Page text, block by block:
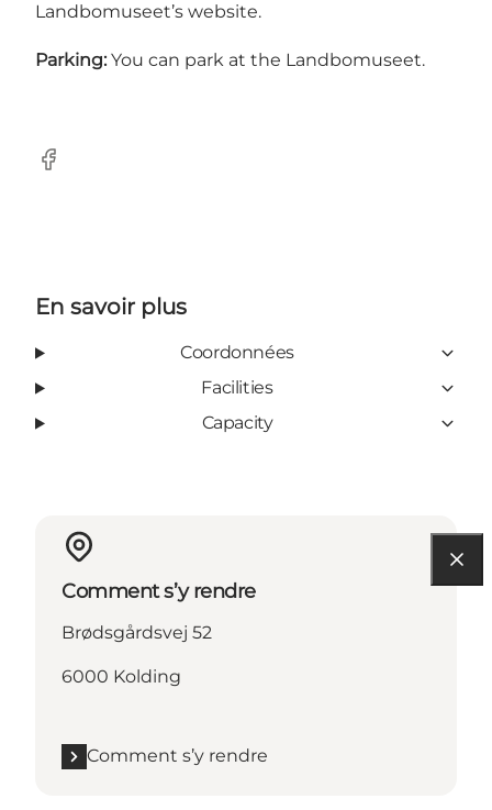
Landbomuseet’s website.
Parking: You can park at the Landbomuseet.
Facebook
En savoir plus
Coordonnées
Facilities
Capacity
Comment s’y rendre
Brødsgårdsvej 52
6000 Kolding
Comment s’y rendre